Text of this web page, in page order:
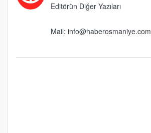
Editörün Diğer Yazıları
Mail: info@haberosmaniye.com